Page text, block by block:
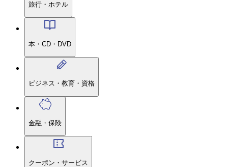
旅行・ホテル
本・CD・DVD
ビジネス・教育・資格
金融・保険
クーポン・サービス